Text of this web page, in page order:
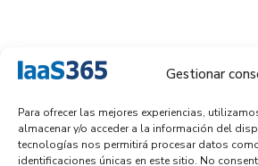
Gestionar
Para ofrecer las mejores experiencias,
almacenar y/o acceder a la información del
tecnologías nos permitirá procesar datos
identificaciones únicas en este sitio. No